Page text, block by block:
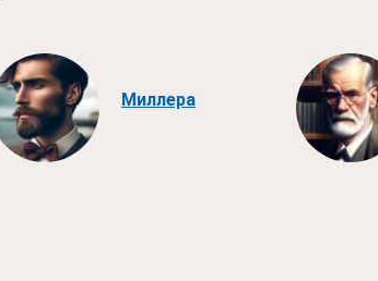
Миллера